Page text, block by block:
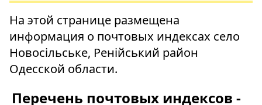
На этой странице размещена
информация о почтовых индексах село
Новосільське, Ренійський район
Одесской области.
Перечень почтовых индексов -